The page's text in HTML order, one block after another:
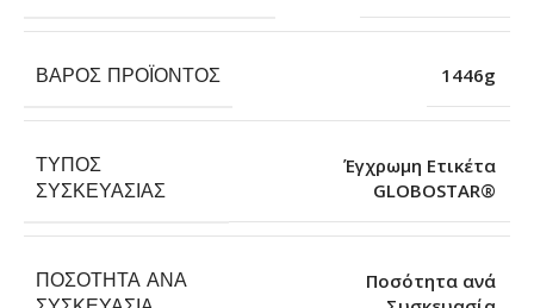
ΒΆΡΟΣ ΠΡΟΪΌΝΤΟΣ 1446g
ΤΎΠΟΣ
ΣΥΣΚΕΥΑΣΊΑΣ
Έγχρωμη Ετικέτα
GLOBOSTAR®
ΠΟΣΌΤΗΤΑ ΑΝΆ
Ποσότητα ανά